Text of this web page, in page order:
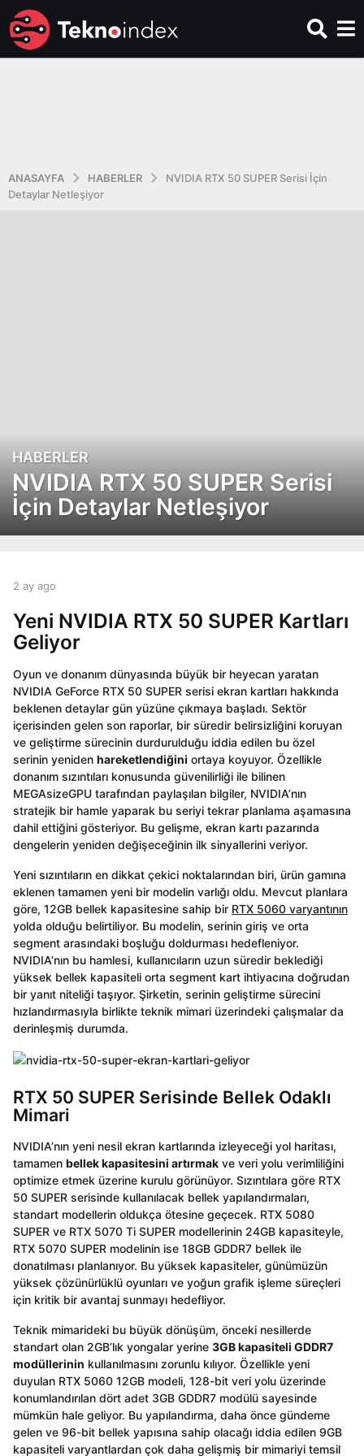
ANASAYFA HABERLER
NVIDIA RTX 50 SUPER Serisi İçin
Detaylar Netleşiyor
2
a
y
y
a
g
o
HABERLER
NVIDIA RTX 50 SUPER Serisi
İçin Detaylar Netleşiyor
b
a
d
m
n
2 ay ago
y
a
g
Yeni NVIDIA RTX 50 SUPER Kartları
Geliyor
Oyun ve donanım dünyasında büyük bir heyecan yaratan
NVIDIA GeForce RTX 50 SUPER serisi ekran kartları hakkında
beklenen detaylar gün yüzüne çıkmaya başladı. Sektör
içerisinden gelen son raporlar, bir süredir belirsizliğini koruyan
ve geliştirme sürecinin durdurulduğu iddia edilen bu özel
serinin yeniden hareketlendiğini ortaya koyuyor. Özellikle
donanım sızıntıları konusunda güvenilirliği ile bilinen
MEGAsizeGPU tarafından paylaşılan bilgiler, NVIDIA’nın
stratejik bir hamle yaparak bu seriyi tekrar planlama aşamasına
dahil ettiğini gösteriyor. Bu gelişme, ekran kartı pazarında
dengelerin yeniden değişeceğinin ilk sinyallerini veriyor.
Yeni sızıntıların en dikkat çekici noktalarından biri, ürün gamına
eklenen tamamen yeni bir modelin varlığı oldu. Mevcut planlara
göre, 12GB bellek kapasitesine sahip bir RTX 5060 varyantının
yolda olduğu belirtiliyor. Bu modelin, serinin giriş ve orta
segment arasındaki boşluğu doldurması hedefleniyor.
NVIDIA’nın bu hamlesi, kullanıcıların uzun süredir beklediği
yüksek bellek kapasiteli orta segment kart ihtiyacına doğrudan
bir yanıt niteliği taşıyor. Şirketin, serinin geliştirme sürecini
hızlandırmasıyla birlikte teknik mimari üzerindeki çalışmalar da
derinleşmiş durumda.
RTX 50 SUPER Serisinde Bellek Odaklı
Mimari
NVIDIA’nın yeni nesil ekran kartlarında izleyeceği yol haritası,
tamamen bellek kapasitesini artırmak ve veri yolu verimliliğini
optimize etmek üzerine kurulu görünüyor. Sızıntılara göre RTX
50 SUPER serisinde kullanılacak bellek yapılandırmaları,
standart modellerin oldukça ötesine geçecek. RTX 5080
SUPER ve RTX 5070 Ti SUPER modellerinin 24GB kapasiteyle,
RTX 5070 SUPER modelinin ise 18GB GDDR7 bellek ile
donatılması planlanıyor. Bu yüksek kapasiteler, günümüzün
yüksek çözünürlüklü oyunları ve yoğun grafik işleme süreçleri
için kritik bir avantaj sunmayı hedefliyor.
Teknik mimarideki bu büyük dönüşüm, önceki nesillerde
standart olan 2GB’lık yongalar yerine 3GB kapasiteli GDDR7
modüllerinin kullanılmasını zorunlu kılıyor. Özellikle yeni
duyulan RTX 5060 12GB modeli, 128-bit veri yolu üzerinde
konumlandırılan dört adet 3GB GDDR7 modülü sayesinde
mümkün hale geliyor. Bu yapılandırma, daha önce gündeme
gelen ve 96-bit bellek yapısına sahip olacağı iddia edilen 9GB
kapasiteli varyantlardan çok daha gelişmiş bir mimariyi temsil